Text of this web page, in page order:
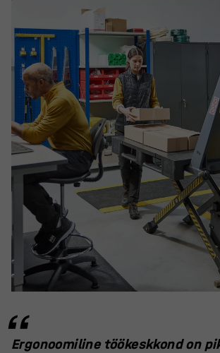
Ergonoomiline töökeskkond on